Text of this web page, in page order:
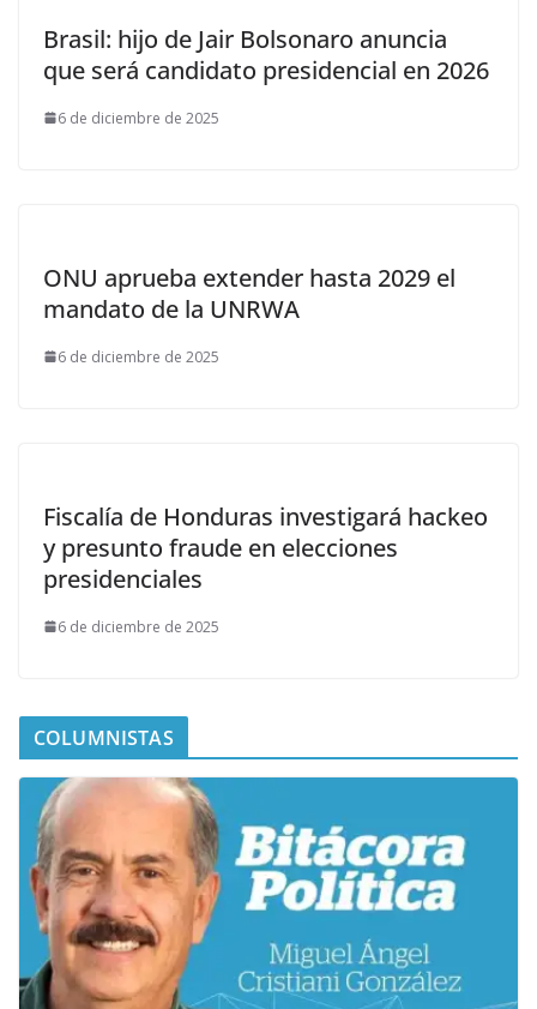
Brasil: hijo de Jair Bolsonaro anuncia
que será candidato presidencial en 2026
6 de diciembre de 2025
ONU aprueba extender hasta 2029 el
mandato de la UNRWA
6 de diciembre de 2025
Fiscalía de Honduras investigará hackeo
y presunto fraude en elecciones
presidenciales
6 de diciembre de 2025
COLUMNISTAS